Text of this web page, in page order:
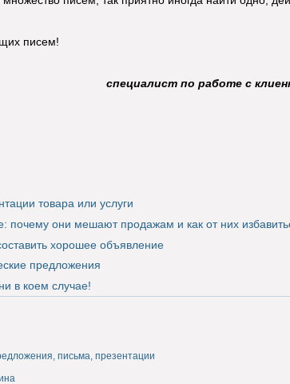
писем!
специалист по работе с
товара или услуги
почему они мешают продажам и как от них
хорошее объявление
предложения
в коем случае!
письма, презентации